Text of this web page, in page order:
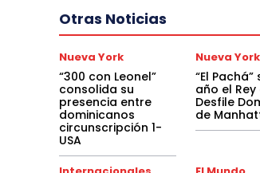
Otras Noticias
Nueva York
“300 con Leonel”
consolida su
presencia entre
dominicanos
circunscripción 1-
USA
Nueva York
“El
año el Rey
Desfile
de